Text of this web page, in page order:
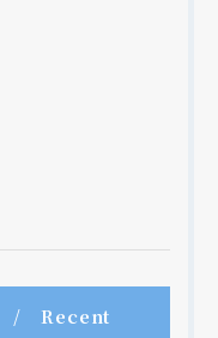
Recent